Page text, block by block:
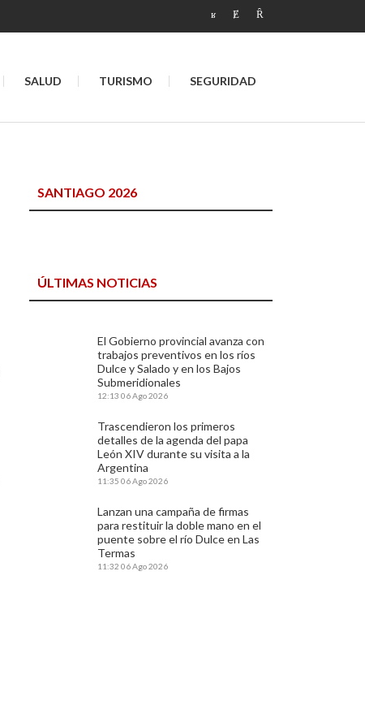
SALUD TURISMO SEGURIDAD
SANTIAGO 2026
ÚLTIMAS NOTICIAS
El Gobierno provincial avanza con
trabajos preventivos en los ríos
Dulce y Salado y en los Bajos
Submeridionales
12:13 06 Ago 2026
Trascendieron los primeros
detalles de la agenda del papa
León XIV durante su visita a la
Argentina
11:35 06 Ago 2026
Lanzan una campaña de firmas
para restituir la doble mano en el
puente sobre el río Dulce en Las
Termas
11:32 06 Ago 2026